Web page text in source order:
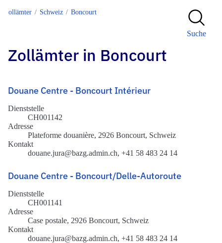
Zollämter Schweiz Boncourt
Suche
Zollämter in Boncourt
Douane Centre - Boncourt Intérieur
Dienststelle
CH001142
Adresse
Plateforme douanière, 2926 Boncourt, Schweiz
Kontakt
douane.jura@bazg.admin.ch, +41 58 483 24 14
Douane Centre - Boncourt/Delle-Autoroute
Dienststelle
CH001141
Adresse
Case postale, 2926 Boncourt, Schweiz
Kontakt
douane.jura@bazg.admin.ch, +41 58 483 24 14